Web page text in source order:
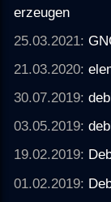
erzeugen
25.03.2021:
21.03.2020:
30.07.2019:
03.05.2019:
19.02.2019:
01.02.2019: